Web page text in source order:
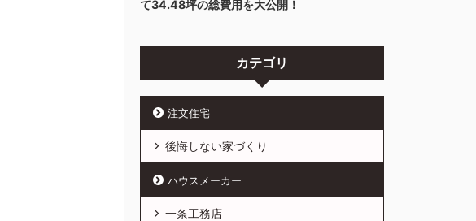
て34.48坪の総費用を大公開！
カテゴリ
注文住宅
後悔しない家づくり
ハウスメーカー
一条工務店